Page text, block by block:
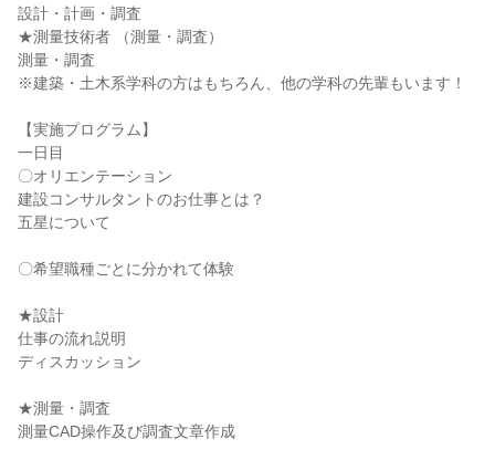
設計・計画・調査
★測量技術者 （測量・調査）
測量・調査
※建築・土木系学科の方はもちろん、他の学科の先輩もいます！
【実施プログラム】
一日目
〇オリエンテーション
建設コンサルタントのお仕事とは？
五星について
〇希望職種ごとに分かれて体験
★設計
仕事の流れ説明
ディスカッション
★測量・調査
測量CAD操作及び調査文章作成